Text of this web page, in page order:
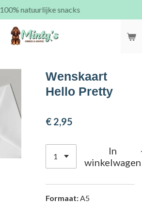
100% natuurlijke snacks
Wenskaart
Hello Pretty
€ 2,95
In
winkelwagen
Formaat:A5